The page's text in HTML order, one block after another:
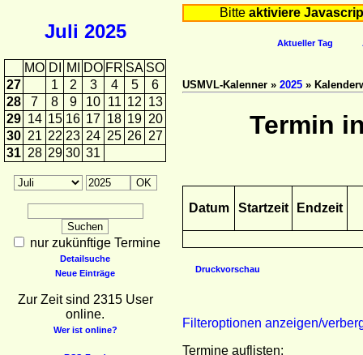
Juli 2025
MO DI MI DO FR SA SO
27
1 2 3 4 5
6
28
7 8 9 10 11 12 13
29 14 15 16 17 18 19 20
30 21 22 23 24 25 26 27
31 28 29 30 31
nur zukünftige Termine
Detailsuche
Neue Einträge
Zur Zeit sind 2315 User
online.
Wer ist online?
Bitte aktiviere
Aktueller Tag
USMVL-Kalenner » 2025 »
Termin
Datum Startzeit Endzeit
Druckvorschau
Filteroptionen anzeigen/
Termine auflisten: